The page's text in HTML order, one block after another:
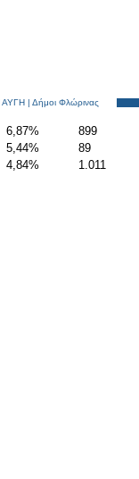
| Δήμοι Φλώρινας
6,87%
899
5,44%
89
4,84% 1.011